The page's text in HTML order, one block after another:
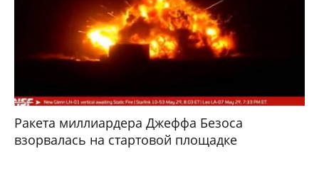
Ракета миллиардера Джеффа Безоса
взорвалась на стартовой площадке